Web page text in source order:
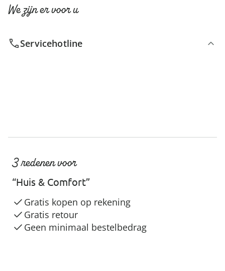
We zijn er voor u
Servicehotline
3 redenen voor
“Huis & Comfort”
Gratis kopen op rekening
Gratis retour
Geen minimaal bestelbedrag